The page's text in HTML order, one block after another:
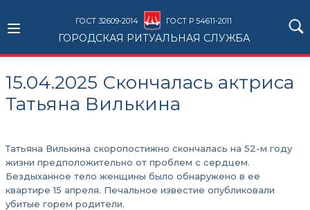
ГОСТ 32609-2014 ГОСТ Р 54611-2011
ГОРОДСКАЯ РИТУАЛЬНАЯ СЛУЖБА
15.04.2025 Скончалась актриса
Татьяна Вилькина
Татьяна Вилькина скоропостижно скончалась на 52-м году
жизни предположительно от проблем с сердцем.
Бездыханное тело женщины было обнаружено в ее
квартире 15 апреля. Печальное известие опубликовали
убитые горем родители.